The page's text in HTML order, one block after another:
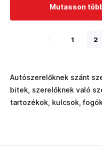
Mutasson
1 2
Autószerelőknek szánt
bitek, szerelőknek való
tartozékok, kulcsok,